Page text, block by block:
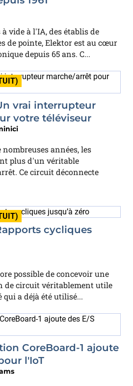
à vide à l'IA, des établis de
de pointe, Elektor est au cœur
depuis 65 ans. C...
vrai interrupteur
votre téléviseur
nombreuses années, les
plus d'un véritable
Ce circuit déconnecte
cycliques
possible de concevoir une
de circuit véritablement utile
a déjà été utilisé...
CoreBoard-1 ajoute
l'IoT